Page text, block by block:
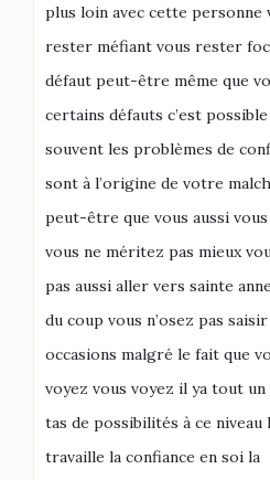
plus loin avec cette personne
rester méfiant vous rester
défaut peut-être même que
certains défauts c’est
souvent les problèmes de
sont à l’origine de votre
peut-être que vous aussi
vous ne méritez pas mieux
pas aussi aller vers sainte
du coup vous n’osez pas
occasions malgré le fait que
voyez vous voyez il ya tout
tas de possibilités à ce niveau
travaille la confiance en soi la